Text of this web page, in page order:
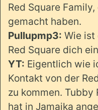
Red Square
gemacht haben.
Pullupmp3: Wie ist
Red Square dich
YT: Eigentlich wie
Kontakt von der
zu kommen. Tubby
hat in Jamaika